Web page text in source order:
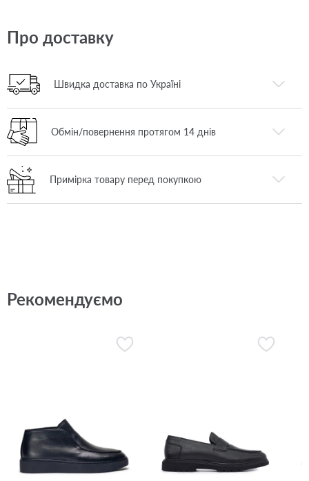
Про доставку
Швидка доставка по Україні
Обмін/повернення протягом 14 днів
Примірка товару перед покупкою
Рекомендуємо